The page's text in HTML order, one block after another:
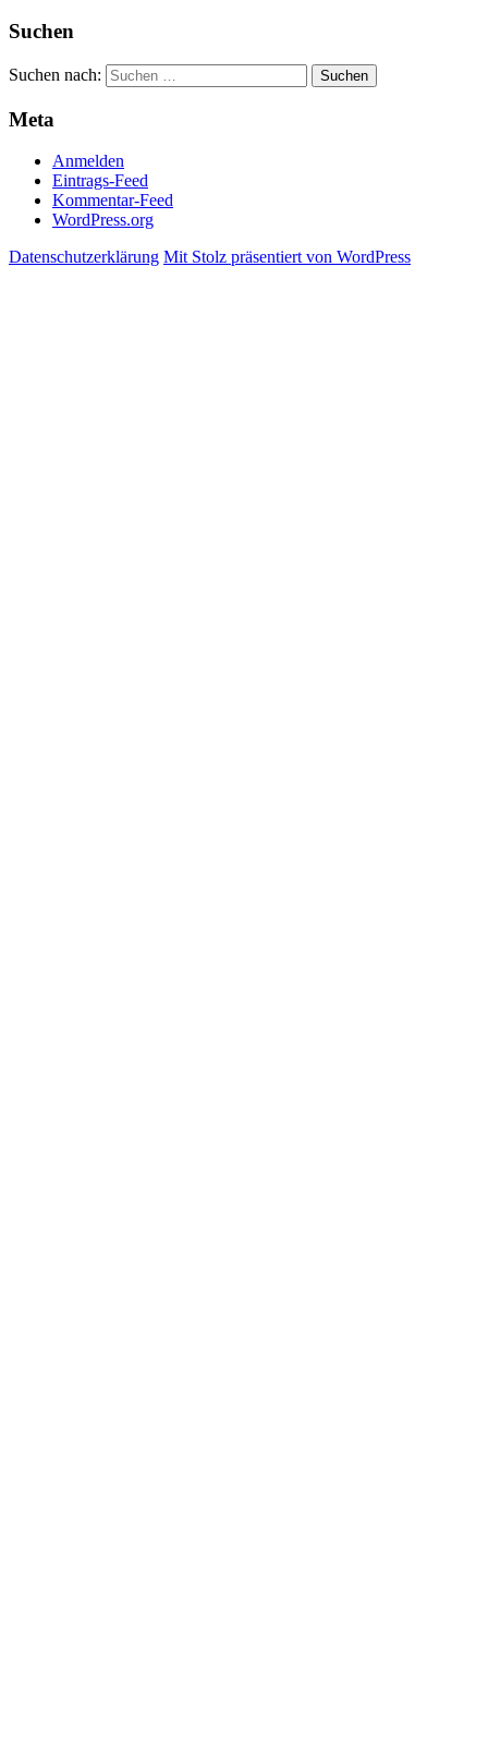
Suchen
Suchen nach:
Meta
Anmelden
Eintrags-Feed
Kommentar-Feed
WordPress.org
Datenschutzerklärung Mit Stolz präsentiert von WordPress